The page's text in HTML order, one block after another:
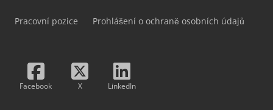
Pracovní pozice Prohlášení o ochraně osobních údajů
Facebook X LinkedIn